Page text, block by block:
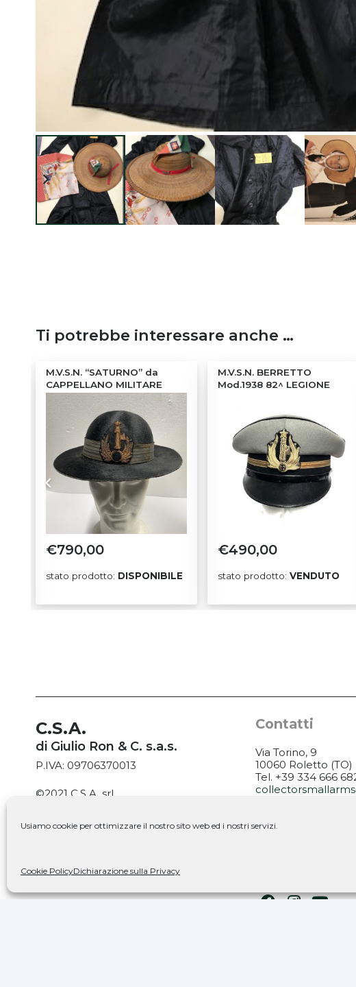
Usiamo cookie per ottimizzare il nostro sito web ed i nostri servizi.
Cookie PolicyDichiarazione sulla Privacy
Ti potrebbe interessare anche …
M.V.S.N. “SATURNO” da
CAPPELLANO MILITARE
€790,00
stato prodotto: DISPONIBILE
M.V.S.N. BERRETTO
Mod.1938 82^ LEGIONE
€490,00
stato prodotto: VENDUTO
C.S.A.
di Giulio Ron & C. s.a.s.
P.IVA: 09706370013
©2021 C.S.A. srl
PrivacyPolicy
Contatti
Via Torino, 9
10060 Roletto (TO)
Tel. +39 334 666
MARTEDÌ: 14.30-
SABATO: 9.30-